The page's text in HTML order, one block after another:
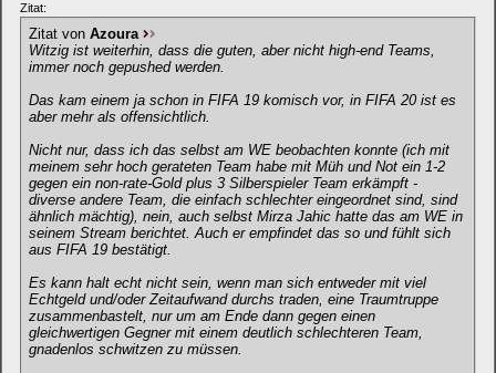
Zitat:
Zitat von Azoura
Witzig ist weiterhin, dass die guten, aber nicht high-end Teams,
immer noch gepushed werden.
Das kam einem ja schon in FIFA 19 komisch vor, in FIFA 20 ist es
aber mehr als offensichtlich.
Nicht nur, dass ich das selbst am WE beobachten konnte (ich mit
meinem sehr hoch gerateten Team habe mit Müh und Not ein 1-2
gegen ein non-rate-Gold plus 3 Silberspieler Team erkämpft -
diverse andere Team, die einfach schlechter eingeordnet sind, sind
ähnlich mächtig), nein, auch selbst Mirza Jahic hatte das am WE in
seinem Stream berichtet. Auch er empfindet das so und fühlt sich
aus FIFA 19 bestätigt.
Es kann halt echt nicht sein, wenn man sich entweder mit viel
Echtgeld und/oder Zeitaufwand durchs traden, eine Traumtruppe
zusammenbastelt, nur um am Ende dann gegen einen
gleichwertigen Gegner mit einem deutlich schlechteren Team,
gnadenlos schwitzen zu müssen.